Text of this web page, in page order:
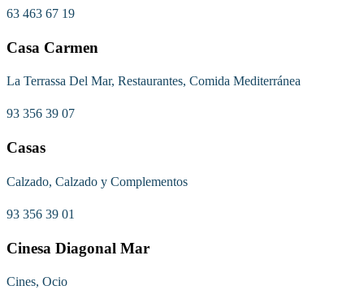
63 463 67 19
Casa Carmen
La Terrassa Del Mar, Restaurantes, Comida Mediterránea
93 356 39 07
Casas
Calzado, Calzado y Complementos
93 356 39 01
Cinesa Diagonal Mar
Cines, Ocio